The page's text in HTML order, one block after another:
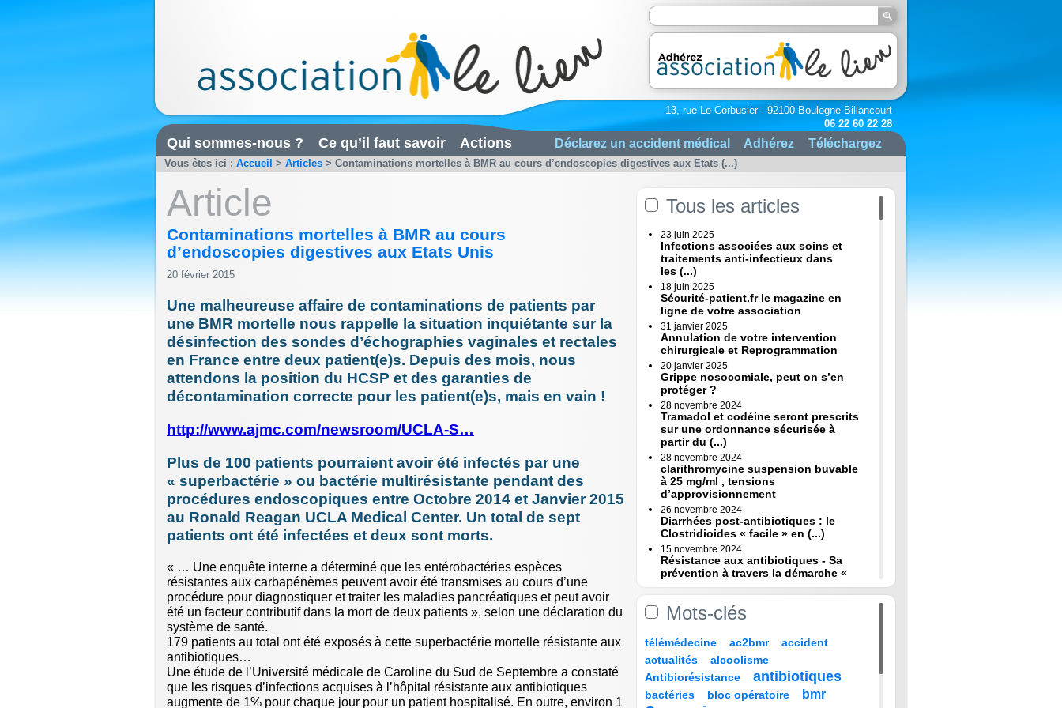
13, rue Le Corbusier - 92100 Boulogne Billancourt
06 22 60 22 28
Qui sommes-nous ? Ce qu’il faut savoir Actions Déclarez un accident médical Adhérez Téléchargez
Vous êtes ici : Accueil > Articles > Contaminations mortelles à BMR au cours d’endoscopies digestives aux Etats (...)
Article
Contaminations mortelles à BMR au cours
d’endoscopies digestives aux Etats Unis
20 février 2015
Une malheureuse affaire de contaminations de patients par
une BMR mortelle nous rappelle la situation inquiétante sur la
désinfection des sondes d’échographies vaginales et rectales
en France entre deux patient(e)s. Depuis des mois, nous
attendons la position du HCSP et des garanties de
décontamination correcte pour les patient(e)s, mais en vain !
http://www.ajmc.com/newsroom/UCLA-S…
Plus de 100 patients pourraient avoir été infectés par une
« superbactérie » ou bactérie multirésistante pendant des
procédures endoscopiques entre Octobre 2014 et Janvier 2015
au Ronald Reagan UCLA Medical Center. Un total de sept
patients ont été infectées et deux sont morts.
« … Une enquête interne a déterminé que les entérobactéries espèces
résistantes aux carbapénèmes peuvent avoir été transmises au cours d’une
procédure pour diagnostiquer et traiter les maladies pancréatiques et peut avoir
été un facteur contributif dans la mort de deux patients », selon une déclaration du
système de santé.
179 patients au total ont été exposés à cette superbactérie mortelle résistante aux
antibiotiques…
Une étude de l’Université médicale de Caroline du Sud de Septembre a constaté
que les risques d’infections acquises à l’hôpital résistante aux antibiotiques
augmente de 1% pour chaque jour pour un patient hospitalisé. En outre, environ 1
Tous les articles
23 juin 2025
Infections associées aux soins et
traitements anti-infectieux dans
les (...)
18 juin 2025
Sécurité-patient.fr le magazine en
ligne de votre association
31 janvier 2025
Annulation de votre intervention
chirurgicale et Reprogrammation
20 janvier 2025
Grippe nosocomiale, peut on s’en
protéger ?
28 novembre 2024
Tramadol et codéine seront prescrits
sur une ordonnance sécurisée à
partir du (...)
28 novembre 2024
clarithromycine suspension buvable
à 25 mg/ml , tensions
d’approvisionnement
26 novembre 2024
Diarrhées post-antibiotiques : le
Clostridioides « facile » en (...)
15 novembre 2024
Résistance aux antibiotiques - Sa
prévention à travers la démarche «
Une (...)
Erreurs de diagnostic en médecine
23 octobre 2024
Erreurs médicales : « quand leur vie
bascule » sur TF1 mardi 22 (...)
17 octobre 2024
Tramadol, codeine : de nouvelles
mesures pour prévenir la
Mots-clés
10/217
télémédecine
20/217 ac2bmr
21/217 accident
30/217
actualités
35/217 alcoolisme
10/217
Antibiorésistance
95/217 antibiotiques
11/217
bactéries
10/217 bloc opératoire
52/217 bmr
93/217